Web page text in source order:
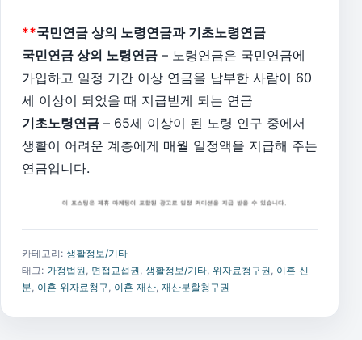
**국민연금 상의 노령연금과 기초노령연금
국민연금 상의 노령연금 – 노령연금은 국민연금에
가입하고 일정 기간 이상 연금을 납부한 사람이 60
세 이상이 되었을 때 지급받게 되는 연금
기초노령연금 – 65세 이상이 된 노령 인구 중에서
생활이 어려운 계층에게 매월 일정액을 지급해 주는
연금입니다.
카테고리: 생활정보/기타
태그: 가정법원 면접교섭권 생활정보/기타 위자료청구권 이혼 신
분 이혼 위자료청구 이혼 재산 재산분할청구권